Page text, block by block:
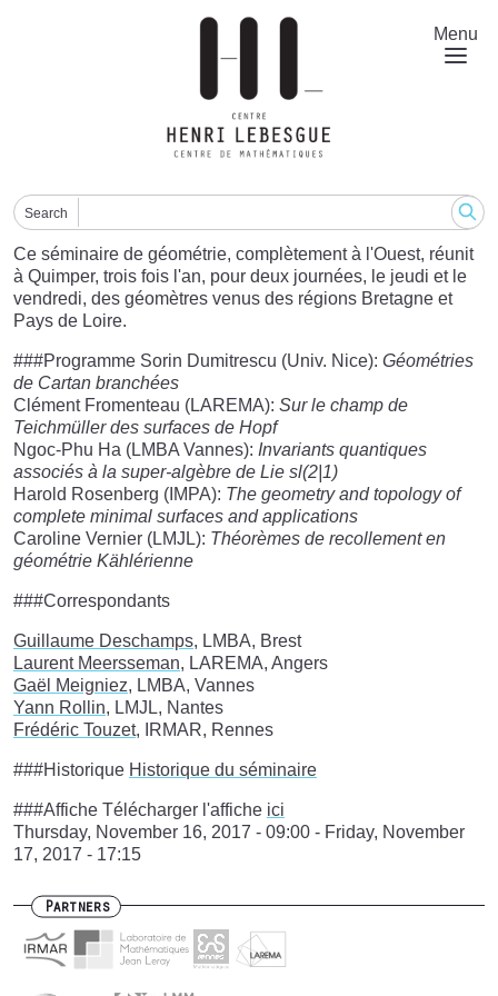
Menu
Search
Ce séminaire de géométrie, complètement à l'Ouest, réunit
à Quimper, trois fois l'an, pour deux journées, le jeudi et le
vendredi, des géomètres venus des régions Bretagne et
Pays de Loire.
###Programme Sorin Dumitrescu (Univ. Nice): Géométries
de Cartan branchées
Clément Fromenteau (LAREMA): Sur le champ de
Teichmüller des surfaces de Hopf
Ngoc-Phu Ha (LMBA Vannes): Invariants quantiques
associés à la super-algèbre de Lie sl(2|1)
Harold Rosenberg (IMPA): The geometry and topology of
complete minimal surfaces and applications
Caroline Vernier (LMJL): Théorèmes de recollement en
géométrie Kählérienne
###Correspondants
Guillaume Deschamps, LMBA, Brest
Laurent Meersseman, LAREMA, Angers
Gaël Meigniez, LMBA, Vannes
Yann Rollin, LMJL, Nantes
Frédéric Touzet, IRMAR, Rennes
###Historique Historique du séminaire
###Affiche Télécharger l'affiche ici
Thursday, November 16, 2017 - 09:00 - Friday, November
17, 2017 - 17:15
Partners